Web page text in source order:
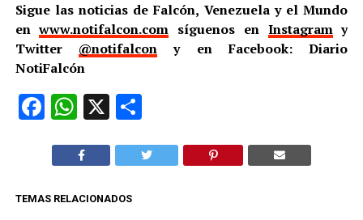
Sigue las noticias de Falcón, Venezuela y el Mundo
enwww.notifalcon.com síguenos en Instagramy
Twitter @notifalcon y en Facebook: Diario
NotiFalcón
Facebook
WhatsApp
X Compartir
TEMAS RELACIONADOS